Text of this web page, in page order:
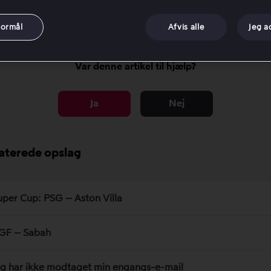
Var denne artikel til hjælp?
Ja Nej
opslag
Cup: PSG – Aston Villa
– Sabah
har ikke modtaget min engangs-e-mail
Afvis alle Jeg